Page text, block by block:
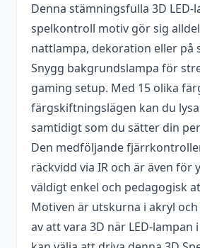
Denna stämningsfulla 3D LED-
spelkontroll motiv gör sig
nattlampa, dekoration eller på
Snygg bakgrundslampa för
gaming setup. Med 15 olika
färgskiftningslägen kan du
samtidigt som du sätter din
Den medföljande
räckvidd via IR och är även för
väldigt enkel och pedagogisk
Motiven är utskurna i akryl
av att vara 3D när LED-lampan
Antal batterier
3 st
Batterityp
AA
Drivs med
USB-A (DC
Batterier
medföljer
Nej
Nätadapter
medföljer
Du måste varainloggadför att
recension.